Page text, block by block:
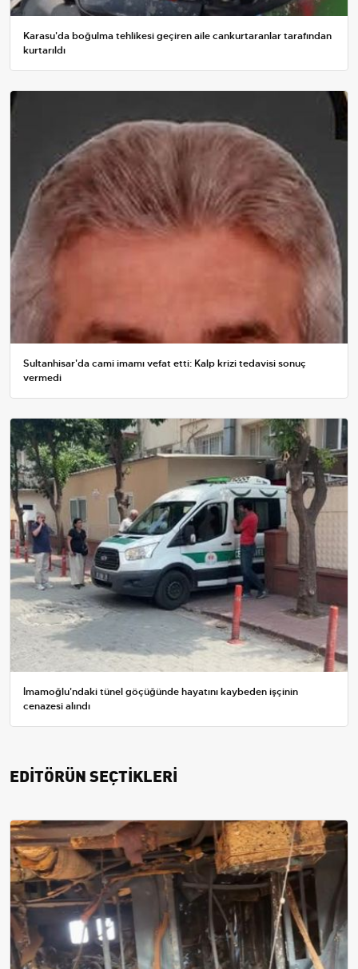
Karasu'da boğulma tehlikesi geçiren aile cankurtaranlar tarafından
kurtarıldı
Sultanhisar'da cami imamı vefat etti: Kalp krizi tedavisi sonuç
vermedi
İmamoğlu'ndaki tünel göçüğünde hayatını kaybeden işçinin
cenazesi alındı
EDİTÖRÜN SEÇTİKLERİ